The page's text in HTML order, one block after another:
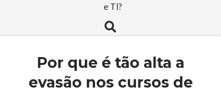
e TI?
Search
Por que é tão alta a
evasão nos cursos de